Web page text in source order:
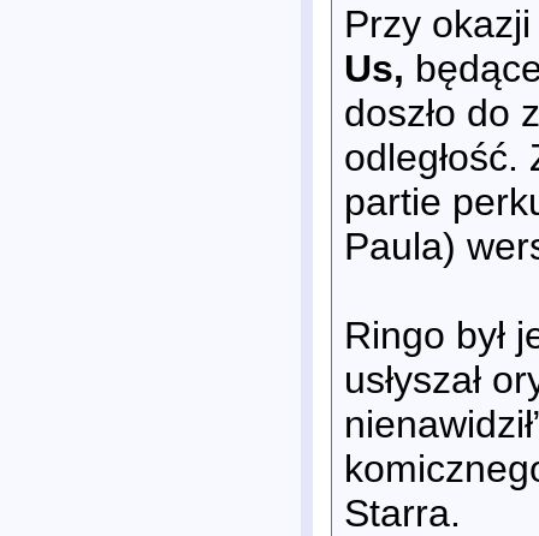
Przy
Us,
doszło do
odległość.
partie
Paula)
Ringo był
usłyszał
Starra.